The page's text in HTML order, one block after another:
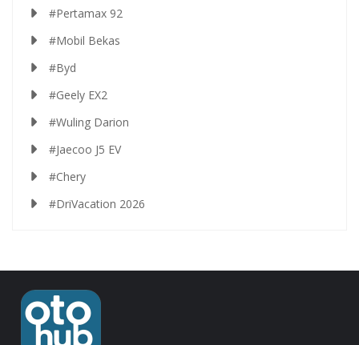
#Pertamax 92
#Mobil Bekas
#Byd
#Geely EX2
#Wuling Darion
#Jaecoo J5 EV
#Chery
#DriVacation 2026